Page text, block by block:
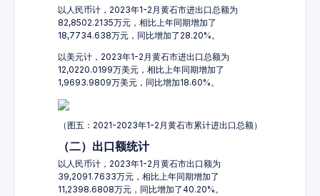
以人民币计，2023年1-2月黄石市进出口总额为
82,8502.2135万元，相比上年同期增加了
18,7734.638万元，同比增加了28.20%。
以美元计，2023年1-2月黄石市进出口总额为
12,0220.0199万美元，相比上年同期增加了
1,9693.9809万美元，同比增加18.60%。
（图五：2021-2023年1-2月黄石市累计进出口总额）
（二）出口额统计
以人民币计，2023年1-2月黄石市出口额为
39,2091.7633万元，相比上年同期增加了
11,2398.6808万元，同比增加了40.20%。